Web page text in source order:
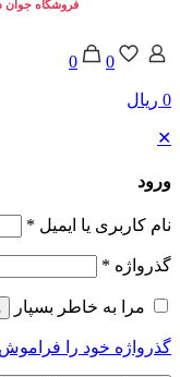
فروشگاه جوان
0
0
0 ریال
✕
ورود
نام کاربری یا ایمیل *
گذرواژه *
مرا به خاطر بسپار
گذرواژه خود را فراموش